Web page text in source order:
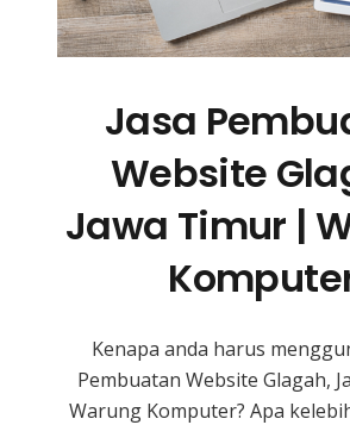
Jasa
Website
Jawa Timur |
Kenapa anda harus
Pembuatan Website Glagah,
Warung Komputer? Apa